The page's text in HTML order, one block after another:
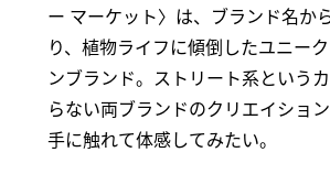
ー マーケット〉は、ブランド名か
り、植物ライフに傾倒したユニー
ンブランド。ストリート系という
らない両ブランドのクリエイショ
手に触れて体感してみたい。